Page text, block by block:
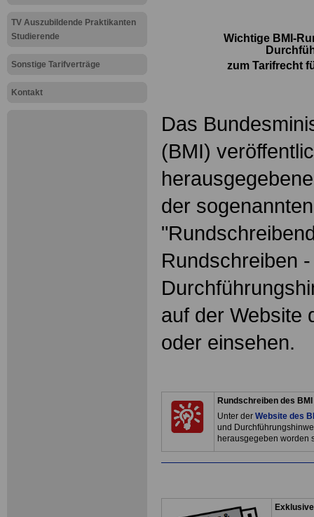
TV Auszubildende Praktikanten
Studierende
Sonstige Tarifverträge
Kontakt
Wichtige BMI-
zum Tarifrecht
Das
(BMI)
der sogenannten
Rundschreiben
auf der Website
oder einsehen.
Rundschreiben des
Unter der Website des
und
herausgegeben worden